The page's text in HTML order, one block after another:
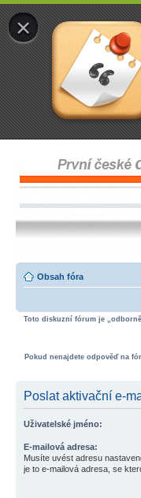
×
Obsah fóra
Toto diskuzní fórum je
Pokud nenajdete odpověď na
Poslat aktivační e-
Uživatelské jméno:
E-mailová adresa:
Musíte uvést adresu
je to e-mailová adresa, se